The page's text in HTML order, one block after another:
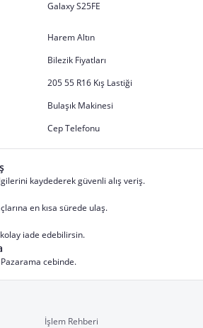
Galaxy S25FE
Harem Altın
Bilezik Fiyatları
205 55 R16 Kış Lastiği
Bulaşık Makinesi
Cep Telefonu
kaydederek güvenli alış veriş.
en kısa sürede ulaş.
kolay iade edebilirsin.
cebinde.
İşlem Rehberi